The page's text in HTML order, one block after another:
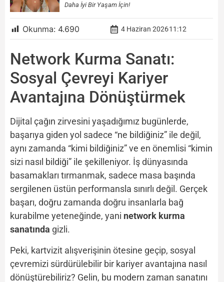
Daha İyi Bir Yaşam İçin!
Okunma: 4.690 4 Haziran 202611:12
Network Kurma Sanatı:
Sosyal Çevreyi Kariyer
Avantajına Dönüştürmek
Dijital çağın zirvesini yaşadığımız bugünlerde,
başarıya giden yol sadece “ne bildiğiniz” ile değil,
aynı zamanda “kimi bildiğiniz” ve en önemlisi “kimin
sizi nasıl bildiği” ile şekilleniyor. İş dünyasında
basamakları tırmanmak, sadece masa başında
sergilenen üstün performansla sınırlı değil. Gerçek
başarı, doğru zamanda doğru insanlarla bağ
kurabilme yeteneğinde, yani network kurma
sanatında gizli.
Peki, kartvizit alışverişinin ötesine geçip, sosyal
çevremizi sürdürülebilir bir kariyer avantajına nasıl
dönüştürebiliriz? Gelin, bu modern zaman sanatını